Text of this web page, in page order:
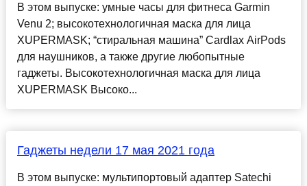
В этом выпуске: умные часы для фитнеса Garmin
Venu 2; высокотехнологичная маска для лица
XUPERMASK; “стиральная машина” Cardlax AirPods
для наушников, а также другие любопытные
гаджеты. Высокотехнологичная маска для лица
XUPERMASK Высоко...
Гаджеты недели 17 мая 2021 года
В этом выпуске: мультипортовый адаптер Satechi